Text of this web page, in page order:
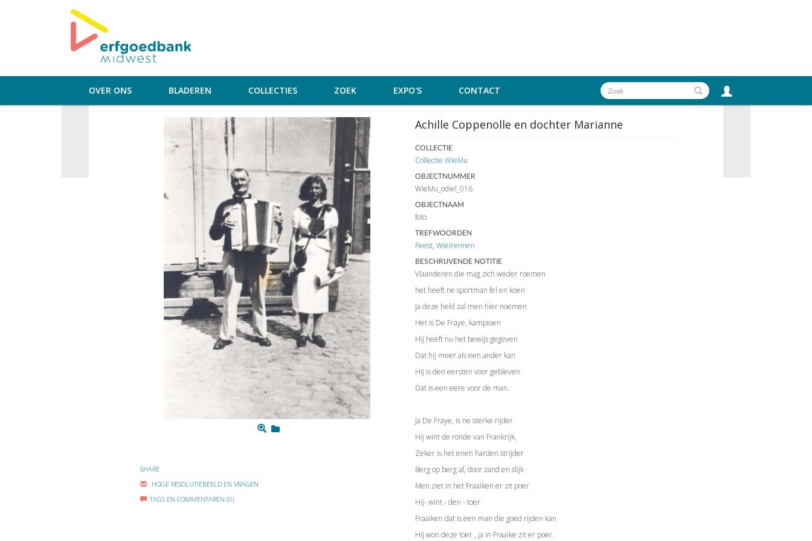
OVER ONS BLADEREN COLLECTIES ZOEK EXPO'S CONTACT
SHARE
HOGE RESOLUTIEBEELD EN VRAGEN
TAGS EN COMMENTAREN (0)
Achille Coppenolle en dochter Marianne
COLLECTIE
Collectie WieMu
OBJECTNUMMER
WieMu_odiel_016
OBJECTNAAM
foto
TREFWOORDEN
Feest, Wielrennen
BESCHRIJVENDE NOTITIE
Vlaanderen die mag zich weder roemen
het heeft ne sportman fel en koen
Ja deze held zal men hier noemen
Het is De Fraye, kampioen
Hij heeft nu het bewijs gegeven
Dat hij meer als een ander kan
Hij is den eersten voor gebleven
Dat is een eere voor de man.
Ja De Fraye, is ne sterke rijder
Hij wint de ronde van Frankrijk,
Zeker is het enen harden strijder
Berg op berg af, door zand en slijk
Men ziet in het Fraaiken er zit poer
Hij- wint - den - toer
Fraaiken dat is een man die goed rijden kan
Hij won deze toer , ja in Fraaike zit er poer.